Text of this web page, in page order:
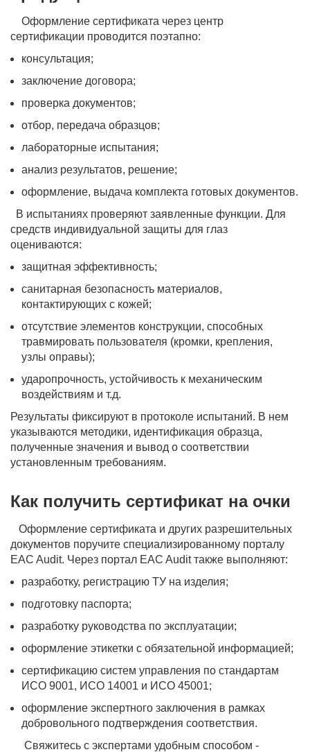
Оформление сертификата через центр
сертификации проводится поэтапно:
консультация;
заключение договора;
проверка документов;
отбор, передача образцов;
лабораторные испытания;
анализ результатов, решение;
оформление, выдача комплекта готовых документов.
В испытаниях проверяют заявленные функции. Для
средств индивидуальной защиты для глаз
оцениваются:
защитная эффективность;
санитарная безопасность материалов,
контактирующих с кожей;
отсутствие элементов конструкции, способных
травмировать пользователя (кромки, крепления,
узлы оправы);
ударопрочность, устойчивость к механическим
воздействиям и т.д.
Результаты фиксируют в протоколе испытаний. В нем
указываются методики, идентификация образца,
полученные значения и вывод о соответствии
установленным требованиям.
Как получить сертификат на очки
Оформление сертификата и других разрешительных
документов поручите специализированному порталу
EAC Audit. Через портал EAC Audit также выполняют:
разработку, регистрацию ТУ на изделия;
подготовку паспорта;
разработку руководства по эксплуатации;
оформление этикетки с обязательной информацией;
сертификацию систем управления по стандартам
ИСО 9001, ИСО 14001 и ИСО 45001;
оформление экспертного заключения в рамках
добровольного подтверждения соответствия.
Свяжитесь с экспертами удобным способом -